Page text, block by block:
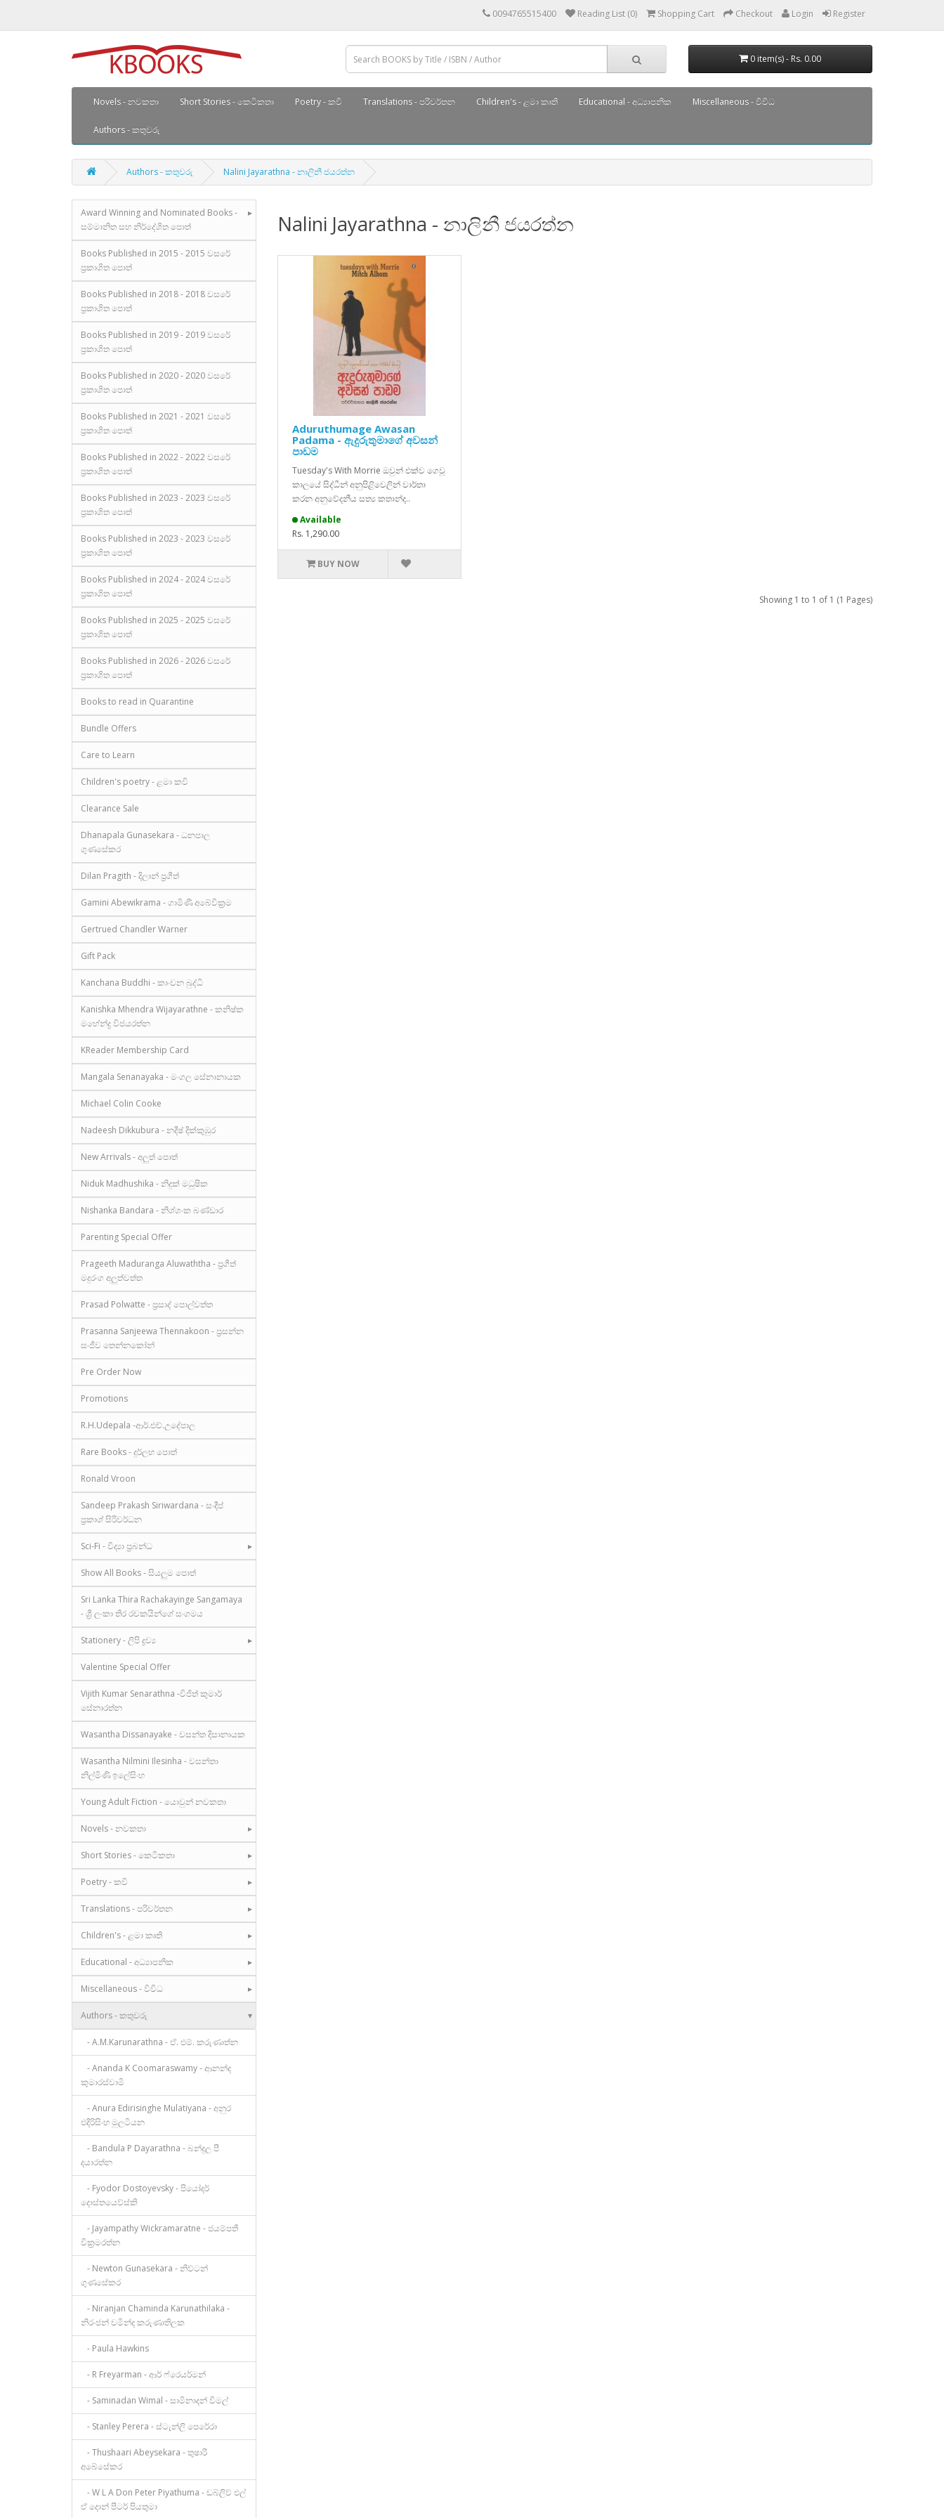
0094765515400 Reading List (0) Shopping Cart Checkout Login Register
0 item(s) - Rs. 0.00
Novels - නවකතා Short Stories - කෙටිකතා Poetry - කවි Translations - පරිවර්තන Children's - ළමා කෘති Educational - අධ්‍යාපනික Miscellaneous - විවිධ
Authors - කතුවරු
Authors - කතුවරු Nalini Jayarathna - නාලිනී ජයරත්න
Award Winning and Nominated Books -
සම්මානිත සහ නිර්දේශිත පොත්
Books Published in 2015 - 2015 වසරේ
ප්‍රකාශිත පොත්
Books Published in 2018 - 2018 වසරේ
ප්‍රකාශිත පොත්
Books Published in 2019 - 2019 වසරේ
ප්‍රකාශිත පොත්
Books Published in 2020 - 2020 වසරේ
ප්‍රකාශිත පොත්
Books Published in 2021 - 2021 වසරේ
ප්‍රකාශිත පොත්
Books Published in 2022 - 2022 වසරේ
ප්‍රකාශිත පොත්
Books Published in 2023 - 2023 වසරේ
ප්‍රකාශිත පොත්
Books Published in 2023 - 2023 වසරේ
ප්‍රකාශිත පොත්
Books Published in 2024 - 2024 වසරේ
ප්‍රකාශිත පොත්
Books Published in 2025 - 2025 වසරේ
ප්‍රකාශිත පොත්
Books Published in 2026 - 2026 වසරේ
ප්‍රකාශිත පොත්
Books to read in Quarantine
Bundle Offers
Care to Learn
Children's poetry - ළමා කවි
Clearance Sale
Dhanapala Gunasekara - ධනපාල
ගුණසේකර
Dilan Pragith - දිලාන් ප්‍රගීත්
Gamini Abewikrama - ගාමිණී අබේවික්‍රම
Gertrued Chandler Warner
Gift Pack
Kanchana Buddhi - කාංචන බුද්ධි
Kanishka Mhendra Wijayarathne - කනිෂ්ක
මහේන්ද්‍ර විජයරත්න
KReader Membership Card
Mangala Senanayaka - මංගල සේනානායක
Michael Colin Cooke
Nadeesh Dikkubura - නදීෂ් දික්කුඹුර
New Arrivals - අලුත් පොත්
Niduk Madhushika - නිදුක් මධුෂික
Nishanka Bandara - නිශ්ශංක බණ්ඩාර
Parenting Special Offer
Prageeth Maduranga Aluwaththa - ප්‍රගීත්
මදුරංග අලුත්වත්ත
Prasad Polwatte - ප්‍රසාද් පොල්වත්ත
Prasanna Sanjeewa Thennakoon - ප්‍රසන්න
සංජීව තෙන්නකෝන්
Pre Order Now
Promotions
R.H.Udepala -ආර්.එච්.උදේපාල
Rare Books - දුර්ලභ පොත්
Ronald Vroon
Sandeep Prakash Siriwardana - සංදීප්
ප්‍රකාශ් සිරිවර්ධන
Sci-Fi - විද්‍යා ප්‍රබන්ධ
Show All Books - සියලුම පොත්
Sri Lanka Thira Rachakayinge Sangamaya
- ශ්‍රී ලංකා තිර රචකයින්ගේ සංගමය
Stationery - ලිපි ද්‍රව්‍ය
Valentine Special Offer
Vijith Kumar Senarathna -විජිත් කුමාර්
සේනාරත්න
Wasantha Dissanayake - වසන්ත දිසානායක
Wasantha Nilmini Ilesinha - වසන්තා
නිල්මිණි ඉලේසිංහ
Young Adult Fiction - යොවුන් නවකතා
Novels - නවකතා
Short Stories - කෙටිකතා
Poetry - කවි
Translations - පරිවර්තන
Children's - ළමා කෘති
Educational - අධ්‍යාපනික
Miscellaneous - විවිධ
Authors - කතුවරු
- A.M.Karunarathna - ඒ. එම්. කරුණාත්න
- Ananda K Coomaraswamy - ආනන්ද
කුමාරස්වාමි
- Anura Edirisinghe Mulatiyana - අනුර
එදිරිසිංහ මුලටියන
- Bandula P Dayarathna - බන්දුල පී
දයාරත්න
- Fyodor Dostoyevsky - පියෝදර්
දොස්තයෙව්ස්කි
- Jayampathy Wickramaratne - ජයම්පතී
වික්‍රමරත්න
- Newton Gunasekara - නිව්ටන්
ගුණසේකර
- Niranjan Chaminda Karunathilaka -
නිරංජන් චමින්ද කරුණාතිලක
- Paula Hawkins
- R Freyarman - ආර් ෆ්රෙයර්මන්
- Saminadan Wimal - සාමිනාදන් විමල්
- Stanley Perera - ස්ටැන්ලි පෙරේරා
- Thushaari Abeysekara - තුෂාරි
අබේසේකර
- W L A Don Peter Piyathuma - ඩබ්ලිව් එල්
ඒ දොන් පීටර් පියතුමා
Nalini Jayarathna - නාලිනී ජයරත්න
Aduruthumage Awasan
Padama - ඇදුරුතුමාගේ අවසන්
පාඩම
Tuesday's With Morrie ඔවුන් එක්ව ගෙවූ
කාලයේ සිද්ධීන් අනුපිළිවෙලින් වාර්තා
කරන අනුවේදනීය සත්‍ය කතාන්ද..
Available
Rs. 1,290.00
BUY NOW
Showing 1 to 1 of 1 (1 Pages)